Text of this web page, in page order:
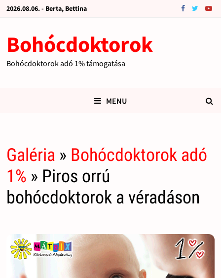
2026.08.06. - Berta, Bettina
Bohócdoktorok
Bohócdoktorok adó 1% támogatása
MENU
Galéria » Bohócdoktorok adó
1% » Piros orrú
bohócdoktorok a véradáson